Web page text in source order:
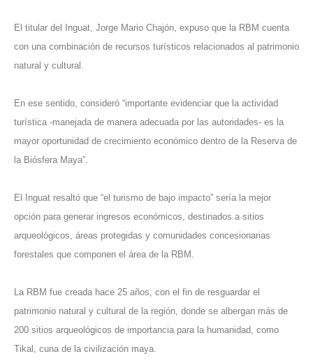
El titular del Inguat, Jorge Mario Chajón, expuso que la RBM cuenta
con una combinación de recursos turísticos relacionados al patrimonio
natural y cultural.
En ese sentido, consideró “importante evidenciar que la actividad
turística -manejada de manera adecuada por las autoridades- es la
mayor oportunidad de crecimiento económico dentro de la Reserva de
la Biósfera Maya”.
El Inguat resaltó que “el turismo de bajo impacto” sería la mejor
opción para generar ingresos económicos, destinados a sitios
arqueológicos, áreas protegidas y comunidades concesionarias
forestales que componen el área de la RBM.
La RBM fue creada hace 25 años, con el fin de resguardar el
patrimonio natural y cultural de la región, donde se albergan más de
200 sitios arqueológicos de importancia para la humanidad, como
Tikal, cuna de la civilización maya.